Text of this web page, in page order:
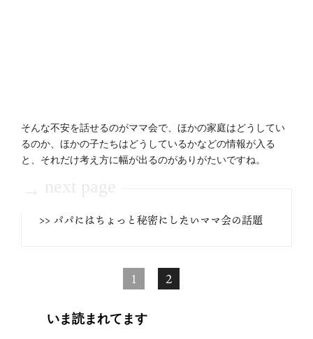
そんな不安を話せるのがママ会で、ほかの家庭はどうしてい
るのか、ほかの子たちはどうしているかなどの情報が入る
と、それだけ考え方に幅が出るのがありがたいですね。
>> パパにはちょっと秘密にしたいママ会の話題
1 2
いま読まれてます